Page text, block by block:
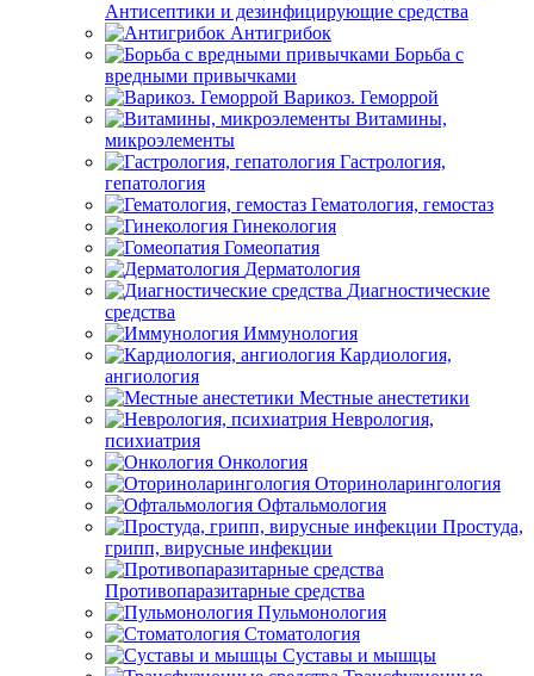
Антисептики и дезинфицирующие средства
Антигрибок
Борьба с
вредными привычками
Варикоз. Геморрой
Витамины,
микроэлементы
Гастрология,
гепатология
Гематология, гемостаз
Гинекология
Гомеопатия
Дерматология
Диагностические
средства
Иммунология
Кардиология,
ангиология
Местные анестетики
Неврология,
психиатрия
Онкология
Оториноларингология
Офтальмология
Простуда,
грипп, вирусные инфекции
Противопаразитарные средства
Пульмонология
Стоматология
Суставы и мышцы